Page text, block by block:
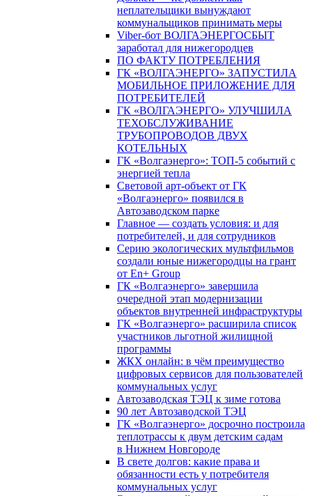
неплательщики вынуждают
коммунальщиков принимать меры
Viber-бот ВОЛГАЭНЕРГОСБЫТ
заработал для нижегородцев
ПО ФАКТУ ПОТРЕБЛЕНИЯ
ГК «ВОЛГАЭНЕРГО» ЗАПУСТИЛА
МОБИЛЬНОЕ ПРИЛОЖЕНИЕ ДЛЯ
ПОТРЕБИТЕЛЕЙ
ГК «ВОЛГАЭНЕРГО» УЛУЧШИЛА
ТЕХОБСЛУЖИВАНИЕ
ТРУБОПРОВОДОВ ДВУХ
КОТЕЛЬНЫХ
ГК «Волгаэнерго»: ТОП-5 событий с
энергией тепла
Световой арт-объект от ГК
«Волгаэнерго» появился в
Автозаводском парке
Главное — создать условия: и для
потребителей, и для сотрудников
Серию экологических мультфильмов
создали юные нижегородцы на грант
от En+ Group
ГК «Волгаэнерго» завершила
очередной этап модернизации
объектов внутренней инфраструктуры
ГК «Волгаэнерго» расширила список
участников льготной жилищной
программы
ЖКХ онлайн: в чём преимущество
цифровых сервисов для пользователей
коммунальных услуг
Автозаводская ТЭЦ к зиме готова
90 лет Автозаводской ТЭЦ
ГК «Волгаэнерго» досрочно построила
теплотрассы к двум детским садам
в Нижнем Новгороде
В свете долгов: какие права и
обязанности есть у потребителя
коммунальных услуг